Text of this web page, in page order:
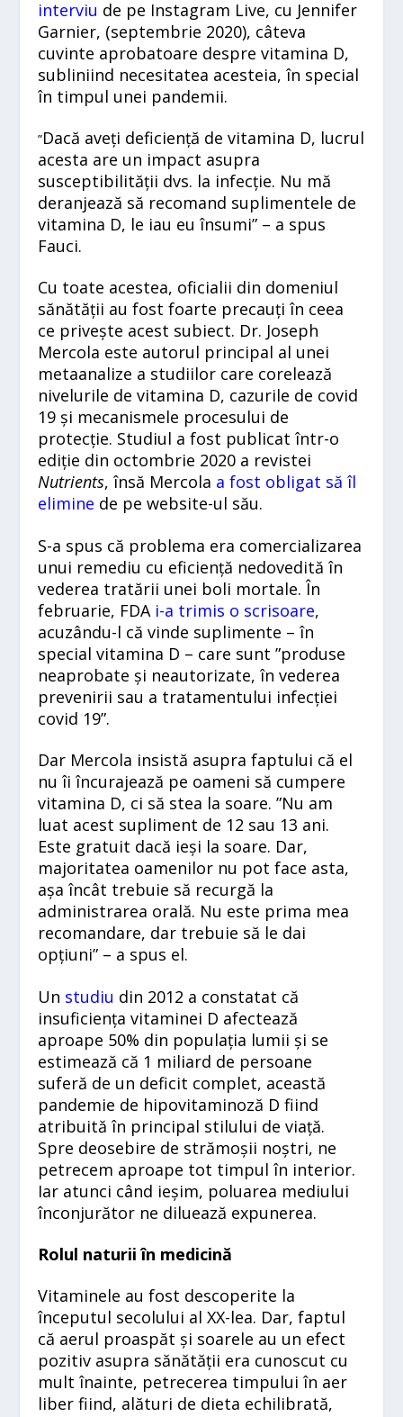
interviu de pe Instagram Live, cu Jennifer
Garnier, (septembrie 2020), câteva
cuvinte aprobatoare despre vitamina D,
subliniind necesitatea acesteia, în special
în timpul unei pandemii.
”Dacă aveți deficiență de vitamina D, lucrul
acesta are un impact asupra
susceptibilității dvs. la infecție. Nu mă
deranjează să recomand suplimentele de
vitamina D, le iau eu însumi” – a spus
Fauci.
Cu toate acestea, oficialii din domeniul
sănătății au fost foarte precauți în ceea
ce privește acest subiect. Dr. Joseph
Mercola este autorul principal al unei
metaanalize a studiilor care corelează
nivelurile de vitamina D, cazurile de covid
19 și mecanismele procesului de
protecție. Studiul a fost publicat într-o
ediție din octombrie 2020 a revistei
Nutrients, însă Mercola a fost obligat să îl
elimine de pe website-ul său.
S-a spus că problema era comercializarea
unui remediu cu eficiență nedovedită în
vederea tratării unei boli mortale. În
februarie, FDA i-a trimis o scrisoare,
acuzându-l că vinde suplimente – în
special vitamina D – care sunt ”produse
neaprobate și neautorizate, în vederea
prevenirii sau a tratamentului infecției
covid 19”.
Dar Mercola insistă asupra faptului că el
nu îi încurajează pe oameni să cumpere
vitamina D, ci să stea la soare. ”Nu am
luat acest supliment de 12 sau 13 ani.
Este gratuit dacă ieși la soare. Dar,
majoritatea oamenilor nu pot face asta,
așa încât trebuie să recurgă la
administrarea orală. Nu este prima mea
recomandare, dar trebuie să le dai
opțiuni” – a spus el.
Un studiu din 2012 a constatat că
insuficiența vitaminei D afectează
aproape 50% din populația lumii și se
estimează că 1 miliard de persoane
suferă de un deficit complet, această
pandemie de hipovitaminoză D fiind
atribuită în principal stilului de viață.
Spre deosebire de strămoșii noștri, ne
petrecem aproape tot timpul în interior.
Iar atunci când ieșim, poluarea mediului
înconjurător ne diluează expunerea.
Rolul naturii în medicină
Vitaminele au fost descoperite la
începutul secolului al XX-lea. Dar, faptul
că aerul proaspăt și soarele au un efect
pozitiv asupra sănătății era cunoscut cu
mult înainte, petrecerea timpului în aer
liber fiind, alături de dieta echilibrată,